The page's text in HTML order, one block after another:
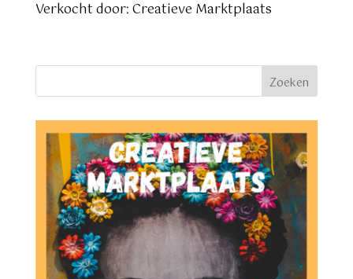
prijs
prijs
Verkocht door: Creatieve Marktplaats
Zoeken